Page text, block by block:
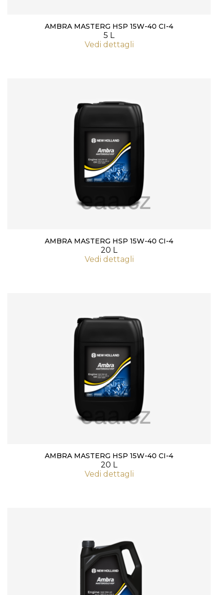
AMBRA MASTERG HSP 15W-40 CI-4
5 L
Vedi dettagli
AMBRA MASTERG HSP 15W-40 CI-4
20 L
Vedi dettagli
AMBRA MASTERG HSP 15W-40 CI-4
20 L
Vedi dettagli